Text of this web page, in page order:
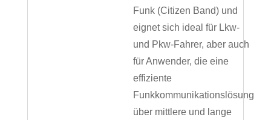
Funk (Citizen Band) und
eignet sich ideal für Lkw-
und Pkw-Fahrer, aber auch
für Anwender, die eine
effiziente
Funkkommunikationslösung
über mittlere und lange